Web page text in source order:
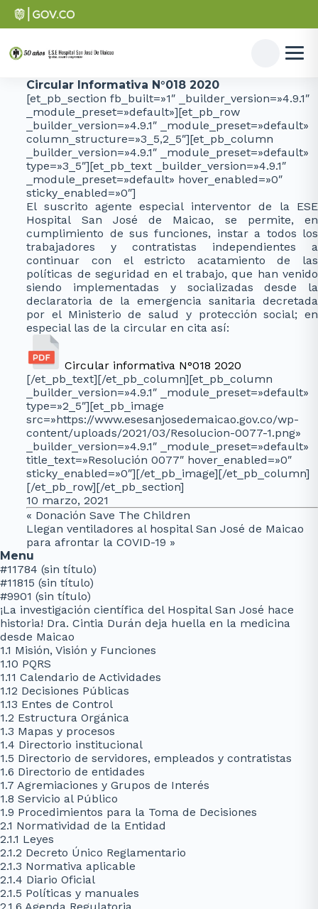
Circular Informativa N°018 2020
[et_pb_section fb_built=»1″ _builder_version=»4.9.1″
_module_preset=»default»][et_pb_row
_builder_version=»4.9.1″ _module_preset=»default»
column_structure=»3_5,2_5″][et_pb_column
_builder_version=»4.9.1″ _module_preset=»default»
type=»3_5″][et_pb_text _builder_version=»4.9.1″
_module_preset=»default» hover_enabled=»0″
sticky_enabled=»0″]
El suscrito agente especial interventor de la ESE
Hospital San José de Maicao, se permite, en
cumplimiento de sus funciones, instar a todos los
trabajadores y contratistas independientes a
continuar con el estricto acatamiento de las
políticas de seguridad en el trabajo, que han venido
siendo implementadas y socializadas desde la
declaratoria de la emergencia sanitaria decretada
por el Ministerio de salud y protección social; en
especial las de la circular en cita así:
Circular informativa N°018 2020
[/et_pb_text][/et_pb_column][et_pb_column
_builder_version=»4.9.1″ _module_preset=»default»
type=»2_5″][et_pb_image
src=»https://www.esesanjosedemaicao.gov.co/wp-
content/uploads/2021/03/Resolucion-0077-1.png»
_builder_version=»4.9.1″ _module_preset=»default»
title_text=»Resolución 0077″ hover_enabled=»0″
sticky_enabled=»0″][/et_pb_image][/et_pb_column]
[/et_pb_row][/et_pb_section]
10 marzo, 2021
« Donación Save The Children
Llegan ventiladores al hospital San José de Maicao
para afrontar la COVID-19 »
Menu
#11784 (sin título)
#11815 (sin título)
#9901 (sin título)
¡La investigación científica del Hospital San José hace
historia! Dra. Cintia Durán deja huella en la medicina
desde Maicao
1.1 Misión, Visión y Funciones
1.10 PQRS
1.11 Calendario de Actividades
1.12 Decisiones Públicas
1.13 Entes de Control
1.2 Estructura Orgánica
1.3 Mapas y procesos
1.4 Directorio institucional
1.5 Directorio de servidores, empleados y contratistas
1.6 Directorio de entidades
1.7 Agremiaciones y Grupos de Interés
1.8 Servicio al Público
1.9 Procedimientos para la Toma de Decisiones
2.1 Normatividad de la Entidad
2.1.1 Leyes
2.1.2 Decreto Único Reglamentario
2.1.3 Normativa aplicable
2.1.4 Diario Oficial
2.1.5 Políticas y manuales